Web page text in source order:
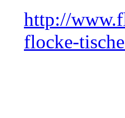
http://
flocke-